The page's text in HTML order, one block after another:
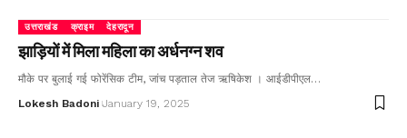
उत्तराखंड क्राइम देहरादून
झाड़ियों में मिला महिला का अर्धनग्न शव
मौके पर बुलाई गई फोरेंसिक टीम, जांच पड़ताल तेज ऋषिकेश । आईडीपीएल…
Lokesh Badoni January 19, 2025